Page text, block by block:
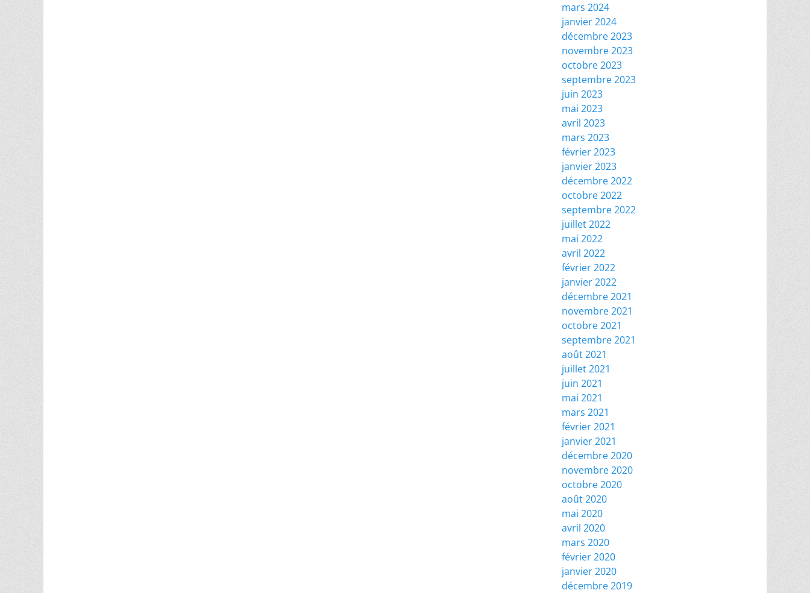
mars 2024
janvier 2024
décembre 2023
novembre 2023
octobre 2023
septembre 2023
juin 2023
mai 2023
avril 2023
mars 2023
février 2023
janvier 2023
décembre 2022
octobre 2022
septembre 2022
juillet 2022
mai 2022
avril 2022
février 2022
janvier 2022
décembre 2021
novembre 2021
octobre 2021
septembre 2021
août 2021
juillet 2021
juin 2021
mai 2021
mars 2021
février 2021
janvier 2021
décembre 2020
novembre 2020
octobre 2020
août 2020
mai 2020
avril 2020
mars 2020
février 2020
janvier 2020
décembre 2019